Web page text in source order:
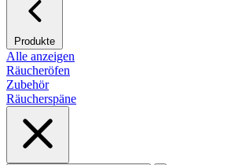
Produkte
Alle anzeigen
Räucheröfen
Zubehör
Räucherspäne